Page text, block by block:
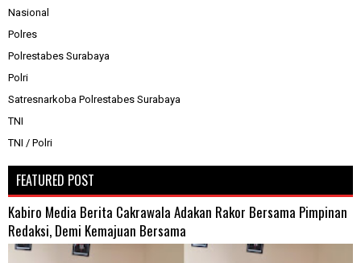
Nasional
Polres
Polrestabes Surabaya
Polri
Satresnarkoba Polrestabes Surabaya
TNI
TNI / Polri
FEATURED POST
Kabiro Media Berita Cakrawala Adakan Rakor Bersama Pimpinan
Redaksi, Demi Kemajuan Bersama